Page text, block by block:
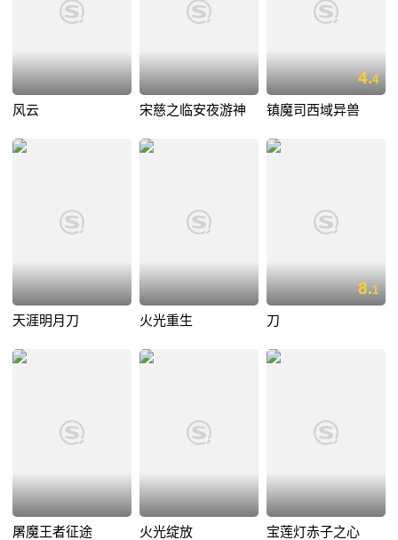
风云 宋慈之临安夜游神
4.4
镇魔司西域异兽
天涯明月刀 火光重生
8.1
刀
屠魔王者征途 火光绽放 宝莲灯赤子之心